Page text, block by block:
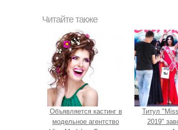
Читайте также
Объявляется кастинг в
модельное агентство
Титул
2019"